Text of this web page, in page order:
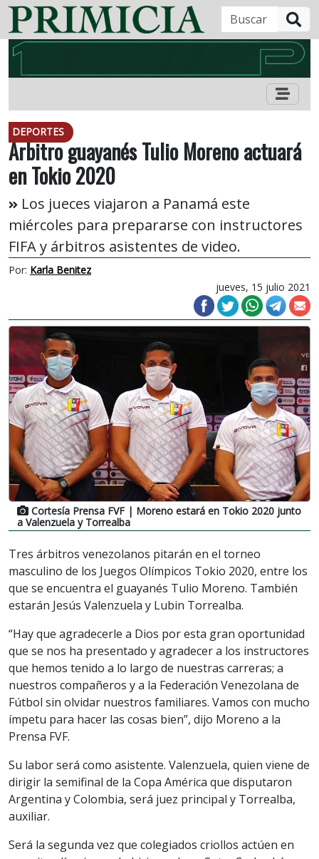
DEPORTES
Árbitro guayanés Tulio Moreno actuará
en Tokio 2020
Los jueces viajaron a Panamá este
miércoles para prepararse con instructores
FIFA y árbitros asistentes de video.
Por: Karla Benitez
jueves, 15 julio 2021
Cortesía Prensa FVF | Moreno estará en Tokio 2020 junto
a Valenzuela y Torrealba
Tres árbitros venezolanos pitarán en el torneo
masculino de los Juegos Olímpicos Tokio 2020, entre los
que se encuentra el guayanés Tulio Moreno. También
estarán Jesús Valenzuela y Lubin Torrealba.
“Hay que agradecerle a Dios por esta gran oportunidad
que se nos ha presentado y agradecer a los instructores
que hemos tenido a lo largo de nuestras carreras; a
nuestros compañeros y a la Federación Venezolana de
Fútbol sin olvidar nuestros familiares. Vamos con mucho
ímpetu para hacer las cosas bien”, dijo Moreno a la
Prensa FVF.
Su labor será como asistente. Valenzuela, quien viene de
dirigir la semifinal de la Copa América que disputaron
Argentina y Colombia, será juez principal y Torrealba,
auxiliar.
Será la segunda vez que colegiados criollos actúen en